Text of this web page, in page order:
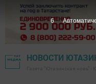
НОВОСТИ
6